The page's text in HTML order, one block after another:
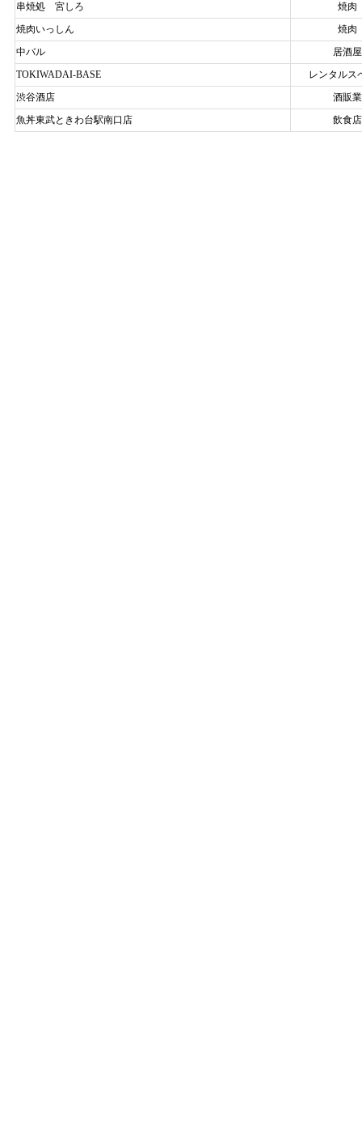
串焼処 宮しろ
焼肉
焼肉いっしん
焼肉
中バル
居酒屋
TOKIWADAI-BASE
レンタルス
渋谷酒店
酒販業
魚丼東武ときわ台駅南口店
飲食店